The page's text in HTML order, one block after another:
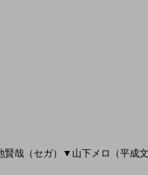
哉（セガ）▼山下メロ（平成文